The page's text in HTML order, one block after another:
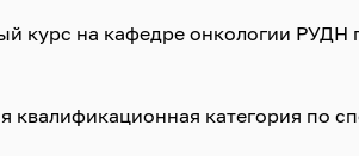
курс на кафедре онкологии РУДН
квалификационная категория по